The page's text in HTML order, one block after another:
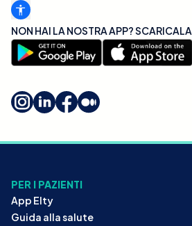
NON HAI LA NOSTRA APP? SCARICALA
PER I PAZIENTI
App Elty
Guida alla salute